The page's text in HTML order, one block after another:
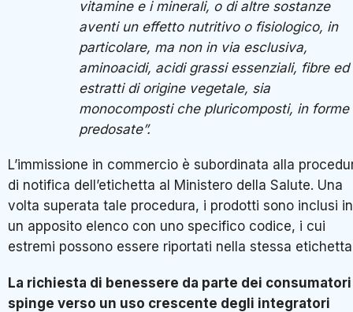
vitamine e i minerali, o di altre sostanze
aventi un effetto nutritivo o fisiologico, in
particolare, ma non in via esclusiva,
aminoacidi, acidi grassi essenziali, fibre ed
estratti di origine vegetale, sia
monocomposti che pluricomposti, in forme
predosate”.
L’immissione in commercio è subordinata alla
di notifica dell’etichetta al Ministero della Salute. Una
volta superata tale procedura, i prodotti sono inclusi in
un apposito elenco con uno specifico codice, i cui
estremi possono essere riportati nella stessa
La richiesta di benessere da parte dei consumatori
spinge verso un uso crescente degli integratori